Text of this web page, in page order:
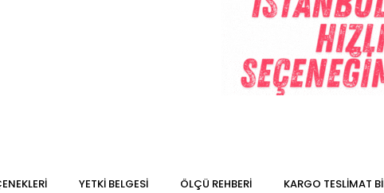
YETKİ BELGESİ ÖLÇÜ REHBERI KARGO TESLIMAT